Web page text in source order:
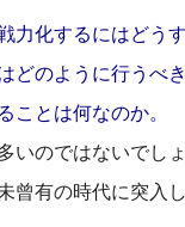
力化するにはどう
どのように行うべき
ことは何なのか。
いのではないでしょ
曾有の時代に突入